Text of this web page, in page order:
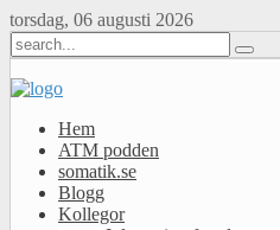
torsdag, 06 augusti 2026
Hem
ATM podden
somatik.se
Blogg
Kollegor